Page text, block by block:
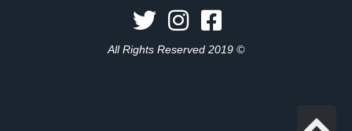
© 2019 All Rights Reserved